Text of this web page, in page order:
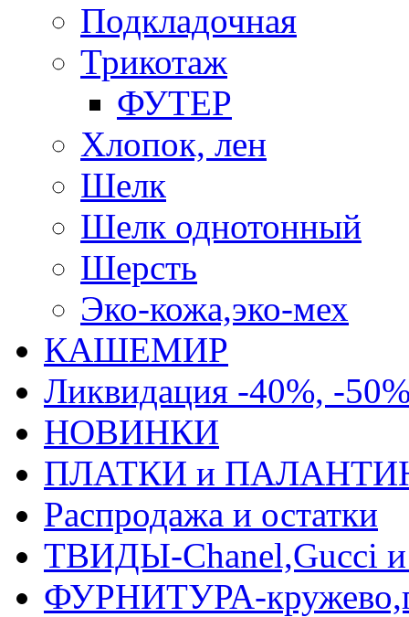
Подкладочная
Трикотаж
ФУТЕР
Хлопок, лен
Шелк
Шелк однотонный
Шерсть
Эко-кожа,эко-мех
КАШЕМИР
Ликвидация -40%, -
НОВИНКИ
ПЛАТКИ и
Распродажа и остатки
ТВИДЫ-Сhanel,Gucci и
ФУРНИТУРА-